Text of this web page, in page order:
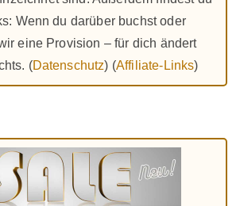
Wenn du darüber buchst oder
eine Provision – für dich ändert
(Datenschutz) (Affiliate-Links)